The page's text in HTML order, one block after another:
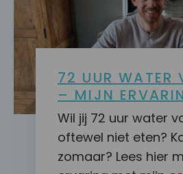
72 UUR WATER
– MIJN
Wil jij 72 uur water
oftewel niet eten?
zomaar? Lees hier